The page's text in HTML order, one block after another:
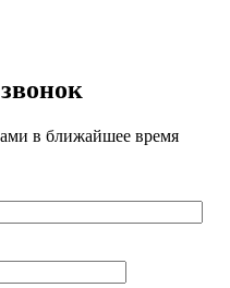
в ближайшее время